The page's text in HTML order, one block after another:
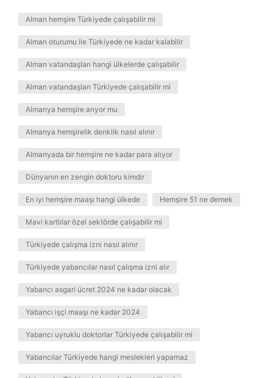
Alman hemşire Türkiyede çalışabilir mi
Alman oturumu ile Türkiyede ne kadar kalabilir
Alman vatandaşları hangi ülkelerde çalışabilir
Alman vatandaşları Türkiyede çalışabilir mi
Almanya hemşire arıyor mu
Almanya hemşirelik denklik nasıl alınır
Almanyada bir hemşire ne kadar para alıyor
Dünyanın en zengin doktoru kimdir
En iyi hemşire maaşı hangi ülkede Hemşire 51 ne demek
Mavi kartlılar özel sektörde çalışabilir mi
Türkiyede çalışma izni nasıl alınır
Türkiyede yabancılar nasıl çalışma izni alır
Yabancı asgari ücret 2024 ne kadar olacak
Yabancı işçi maaşı ne kadar 2024
Yabancı uyruklu doktorlar Türkiyede çalışabilir mi
Yabancılar Türkiyede hangi meslekleri yapamaz